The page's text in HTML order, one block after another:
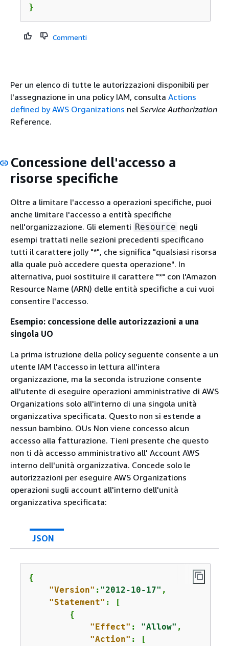
}
Commenti
Per un elenco di tutte le autorizzazioni disponibili per
l'assegnazione in una policy IAM, consulta Actions
defined by AWS Organizations nel Service Authorization
Reference.
Concessione dell'accesso a
risorse specifiche
Oltre a limitare l'accesso a operazioni specifiche, puoi
anche limitare l'accesso a entità specifiche
nell'organizzazione. Gli elementi Resource negli
esempi trattati nelle sezioni precedenti specificano
tutti il carattere jolly "*", che significa "qualsiasi risorsa
alla quale può accedere questa operazione". In
alternativa, puoi sostituire il carattere "*" con l'Amazon
Resource Name (ARN) delle entità specifiche a cui vuoi
consentire l'accesso.
Esempio: concessione delle autorizzazioni a una
singola UO
La prima istruzione della policy seguente consente a un
utente IAM l'accesso in lettura all'intera
organizzazione, ma la seconda istruzione consente
all'utente di eseguire operazioni amministrative di AWS
Organizations solo all'interno di una singola unità
organizzativa specificata. Questo non si estende a
nessun bambino. OUs Non viene concesso alcun
accesso alla fatturazione. Tieni presente che questo
non ti dà accesso amministrativo all' Account AWS
interno dell'unità organizzativa. Concede solo le
autorizzazioni per eseguire AWS Organizations
operazioni sugli account all'interno dell'unità
organizzativa specificata:
JSON
{
"Version" : "2012-10-17" ,
"Statement" : [
{
"Effect" : "Allow" ,
"Action" : [